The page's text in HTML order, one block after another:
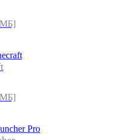
МБ]
МБ]